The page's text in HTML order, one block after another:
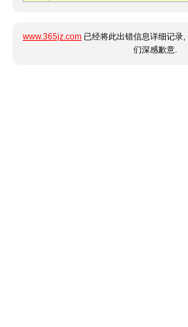
www.365jz.com 已经将此出错信息详细记录
们深感歉意.